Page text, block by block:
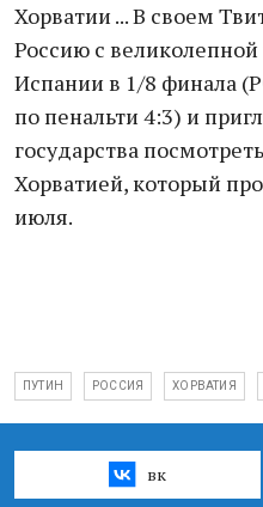
Хорватии ... В своем
Россию с
Испании в 1/8 финала
по пенальти 4:3) и
государства
Хорватией, который
июля.
ПУТИН РОССИЯ ХОРВАТИЯ
вк